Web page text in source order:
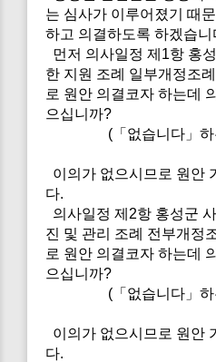
는 심사가 이루어졌기 때
하고 의결하도록 하겠습니
먼저 의사일정 제1항 홍
한 지원 조례 일부개정조
로 원안 의결코자 하는데
으십니까?
(「없습니다」
이의가 없으시므로 원안
다.
의사일정 제2항 홍성군
진 및 관리 조례 전부개정
로 원안 의결코자 하는데
으십니까?
(「없습니다」
이의가 없으시므로 원안
다.